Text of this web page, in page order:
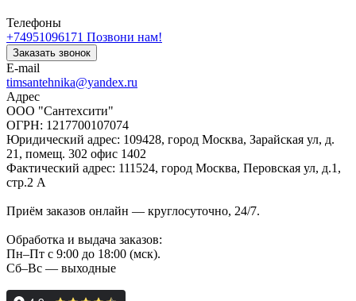
Телефоны
+74951096171 Позвони нам!
Заказать звонок
E-mail
timsantehnika@yandex.ru
Адрес
ООО "Сантехсити"
ОГРН: 1217700107074
Юридический адрес: 109428, город Москва, Зарайская ул, д.
21, помещ. 302 офис 1402
Фактический адрес: 111524, город Москва, Перовская ул, д.1,
стр.2 А
Приём заказов онлайн — круглосуточно, 24/7.
Обработка и выдача заказов:
Пн–Пт с 9:00 до 18:00 (мск).
Сб–Вс — выходные